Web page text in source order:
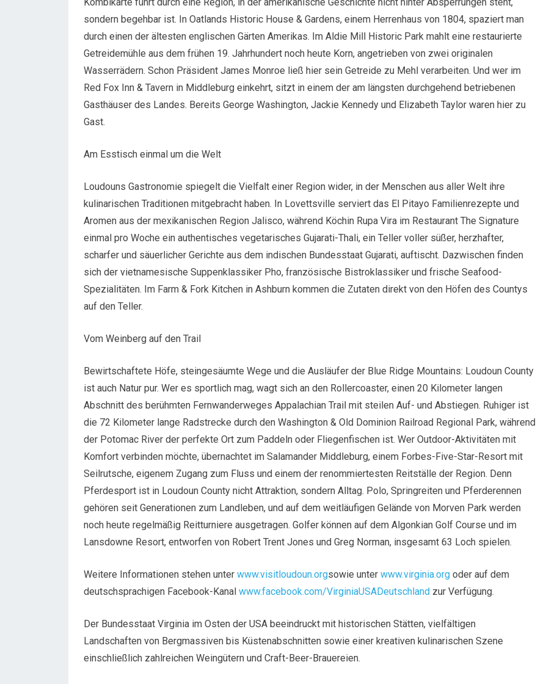
sondern begehbar ist. In Oatlands Historic House & Gardens, einem Herrenhaus von 1804, spaziert man
durch einen der ältesten englischen Gärten Amerikas. Im Aldie Mill Historic Park mahlt eine restaurierte
Getreidemühle aus dem frühen 19. Jahrhundert noch heute Korn, angetrieben von zwei originalen
Wasserrädern. Schon Präsident James Monroe ließ hier sein Getreide zu Mehl verarbeiten. Und wer im
Red Fox Inn & Tavern in Middleburg einkehrt, sitzt in einem der am längsten durchgehend betriebenen
Gasthäuser des Landes. Bereits George Washington, Jackie Kennedy und Elizabeth Taylor waren hier zu
Gast.
Am Esstisch einmal um die Welt
Loudouns Gastronomie spiegelt die Vielfalt einer Region wider, in der Menschen aus aller Welt ihre
kulinarischen Traditionen mitgebracht haben. In Lovettsville serviert das El Pitayo Familienrezepte und
Aromen aus der mexikanischen Region Jalisco, während Köchin Rupa Vira im Restaurant The Signature
einmal pro Woche ein authentisches vegetarisches Gujarati-Thali, ein Teller voller süßer, herzhafter,
scharfer und säuerlicher Gerichte aus dem indischen Bundesstaat Gujarati, auftischt. Dazwischen finden
sich der vietnamesische Suppenklassiker Pho, französische Bistroklassiker und frische Seafood-
Spezialitäten. Im Farm & Fork Kitchen in Ashburn kommen die Zutaten direkt von den Höfen des Countys
auf den Teller.
Vom Weinberg auf den Trail
Bewirtschaftete Höfe, steingesäumte Wege und die Ausläufer der Blue Ridge Mountains: Loudoun County
ist auch Natur pur. Wer es sportlich mag, wagt sich an den Rollercoaster, einen 20 Kilometer langen
Abschnitt des berühmten Fernwanderweges Appalachian Trail mit steilen Auf- und Abstiegen. Ruhiger ist
die 72 Kilometer lange Radstrecke durch den Washington & Old Dominion Railroad Regional Park, während
der Potomac River der perfekte Ort zum Paddeln oder Fliegenfischen ist. Wer Outdoor-Aktivitäten mit
Komfort verbinden möchte, übernachtet im Salamander Middleburg, einem Forbes-Five-Star-Resort mit
Seilrutsche, eigenem Zugang zum Fluss und einem der renommiertesten Reitställe der Region. Denn
Pferdesport ist in Loudoun County nicht Attraktion, sondern Alltag. Polo, Springreiten und Pferderennen
gehören seit Generationen zum Landleben, und auf dem weitläufigen Gelände von Morven Park werden
noch heute regelmäßig Reitturniere ausgetragen. Golfer können auf dem Algonkian Golf Course und im
Lansdowne Resort, entworfen von Robert Trent Jones und Greg Norman, insgesamt 63 Loch spielen.
Weitere Informationen stehen unter www.visitloudoun.orgsowie unter www.virginia.org oder auf dem
deutschsprachigen Facebook-Kanal www.facebook.com/VirginiaUSADeutschland zur Verfügung.
Der Bundesstaat Virginia im Osten der USA beeindruckt mit historischen Stätten, vielfältigen
Landschaften von Bergmassiven bis Küstenabschnitten sowie einer kreativen kulinarischen Szene
einschließlich zahlreichen Weingütern und Craft-Beer-Brauereien.